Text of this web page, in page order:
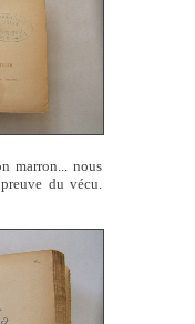
marron... nous
du vécu.